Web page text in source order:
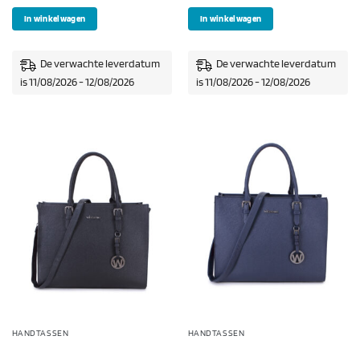
In winkelwagen
De verwachte leverdatum
is 11/08/2026 - 12/08/2026
In winkelwagen
De verwachte leverdatum
is 11/08/2026 - 12/08/2026
HANDTASSEN HANDTASSEN